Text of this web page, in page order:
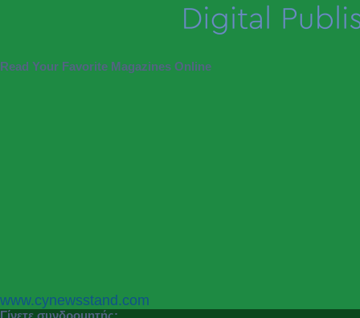
Read Your Favorite Magazines Online
P
r
N
e
www.cynewsstand.com